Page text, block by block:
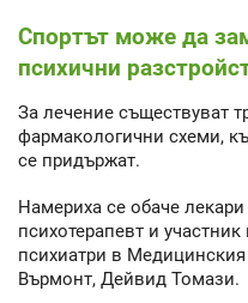
Спортът може да
психични
За лечение съществуват
фармакологични схеми,
се придържат.
Намериха се обаче
психотерапевт и
психиатри в
Върмонт, Дейвид Томази.